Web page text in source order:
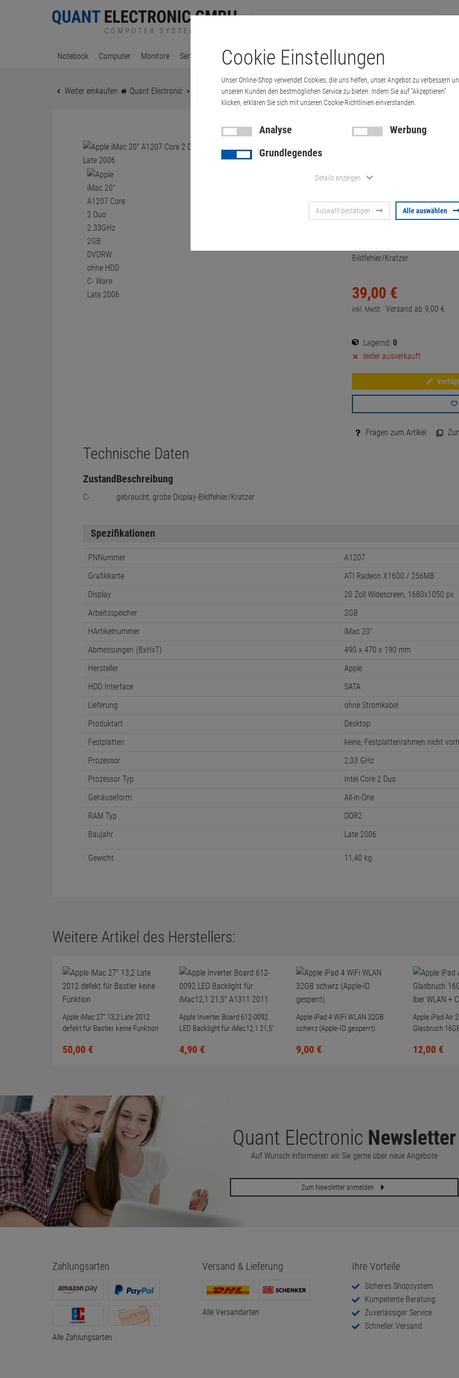
Notebook Computer Monitore Server & Workstation Drucker & Kopierer Kabel Multimedia & HDTV
Weiter einkaufen Quant Electronic Apple iMac 20" A1207 Core 2 Duo 2.33GHz 2GB DVDRW…
Apple iMac
Duo
ohne HDD
Artikel-Nummer:10059149
ohne Festplatte (HDD-
Bildfehler/Kratzer
39,00 €
inkl. MwSt. Versand ab 9,00 €
Lagernd: 0
leider ausverkauft
Fragen zum Artikel
Technische Daten
Zustand
C-
Beschreibung
gebraucht, grobe Display-Bildfehler/Kratzer
Spezifikationen
PNNummer
A1207
Grafikkarte
ATI Radeon X1600 / 256MB
Display
20 Zoll Widescreen, 1680x1050 px
Arbeitsspeicher
2GB
HArtikelnummer
iMac 20"
Abmessungen (BxHxT)
490 x 470 x 190 mm
Hersteller
Apple
HDD Interface
SATA
Lieferung
ohne Stromkabel
Produktart
Desktop
Festplatten
keine, Festplattenrahmen nicht
Prozessor
2,33 GHz
Prozessor Typ
Intel Core 2 Duo
Gehäuseform
All-in-One
RAM Typ
DDR2
Baujahr
Late 2006
Gewicht 11,40 kg
Weitere Artikel des Herstellers:
Apple iMac 27" 13,2 Late 2012
defekt für Bastler keine Funktion
50,00 €
Apple Inverter Board 612-0092
LED Backlight für iMac12,1 21,5"
4,90 €
Apple iPad 4 WiFi WLAN 32GB
schwrz (Apple-ID gesperrt)
9,00 €
Apple iPad Air
Glasbruch
12,00 €
Quant Electronic Newsletter
Auf Wunsch informieren wir Sie gerne über neue Angebote
Zum Newsletter anmelden
Zahlungsarten
Alle Zahlungsarten
Versand & Lieferung
Alle Versandarten
Ihre Vorteile
Sicheres Shopsystem
Kompetente Beratung
Zuverlässiger Service
Schneller Versand
Cookie Einstellungen
Unser Online-Shop verwendet Cookies, die uns helfen, unser Angebot zu verbessern
unseren Kunden den bestmöglichen Service zu bieten. Indem Sie auf "Akzeptieren"
klicken, erklären Sie sich mit unseren Cookie-Richtlinien einverstanden.
Analyse
Werbung
Grundlegendes
Details anzeigen
Auswahl bestätigen Alle auswählen